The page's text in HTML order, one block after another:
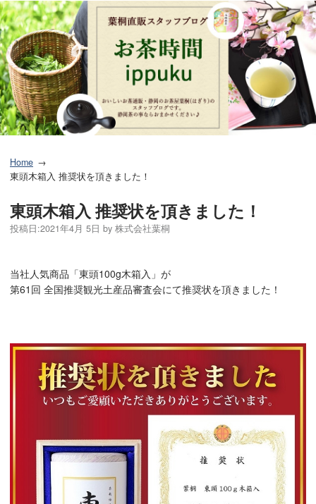
Home
東頭木箱入 推奨状を頂きました！
東頭木箱入 推奨状を頂きました！
投稿日:2021年4月 5日 by 株式会社葉桐
当社人気商品「東頭100g木箱入」が
第61回 全国推奨観光土産品審査会にて推奨状を頂きました！